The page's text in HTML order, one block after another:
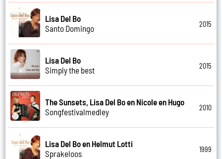
Lisa Del Bo
Santo Domingo
2015
Lisa Del Bo
Simply the best
2015
The Sunsets, Lisa Del Bo en Nicole en Hugo
Songfestivalmedley
2010
Lisa Del Bo en Helmut Lotti
Sprakeloos
1999